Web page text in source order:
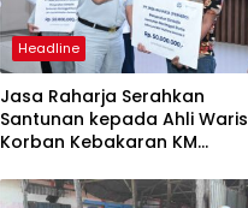
Headline
Jasa Raharja Serahkan
Santunan kepada Ahli Waris
Korban Kebakaran KM